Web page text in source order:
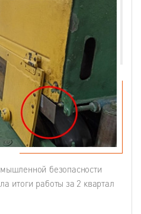
безопасности
итоги работы за 2 квартал